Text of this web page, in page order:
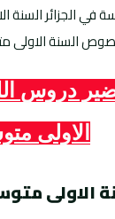
في الجزائر
السنة
دروس
الاولى
الاولى